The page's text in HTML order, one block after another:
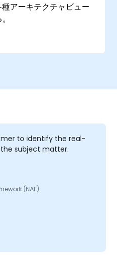
アーキテクチャビュー
切に対応付けられる。
といったツール
デルを作成できる。
to identify the real-
subject matter.
(NAF)